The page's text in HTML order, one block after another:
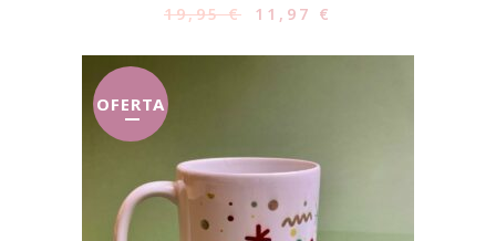
19,95€ 11,97 €
OFERTA